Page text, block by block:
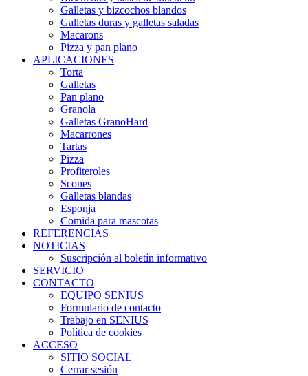
Galletas y bizcochos blandos
Galletas duras y galletas saladas
Macarons
Pizza y pan plano
APLICACIONES
Torta
Galletas
Pan plano
Granola
Galletas GranoHard
Macarrones
Tartas
Pizza
Profiteroles
Scones
Galletas blandas
Esponja
Comida para mascotas
REFERENCIAS
NOTICIAS
Suscripción al boletín informativo
SERVICIO
CONTACTO
EQUIPO SENIUS
Formulario de contacto
Trabajo en SENIUS
Política de cookies
ACCESO
SITIO SOCIAL
Cerrar sesión